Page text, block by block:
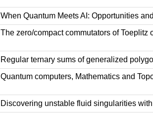
When Quantum Meets AI: Opportunities
The zero/compact commutators of Toeplitz
Regular ternary sums of generalized
Quantum computers, Mathematics and
Discovering unstable fluid singularities